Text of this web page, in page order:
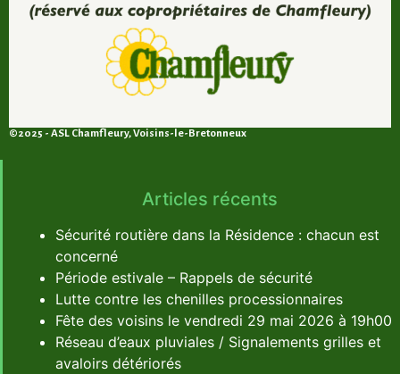
©2025 - ASL Chamfleury, Voisins-le-Bretonneux
Articles récents
Sécurité routière dans la Résidence : chacun est
concerné
Période estivale – Rappels de sécurité
Lutte contre les chenilles processionnaires
Fête des voisins le vendredi 29 mai 2026 à 19h00
Réseau d’eaux pluviales / Signalements grilles et
avaloirs détériorés